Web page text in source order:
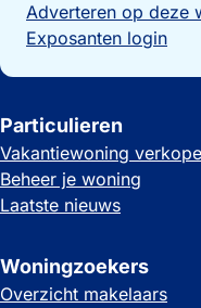
Adverteren op deze
Exposanten login
Particulieren
Vakantiewoning
Beheer je woning
Laatste nieuws
Woningzoekers
Overzicht makelaars